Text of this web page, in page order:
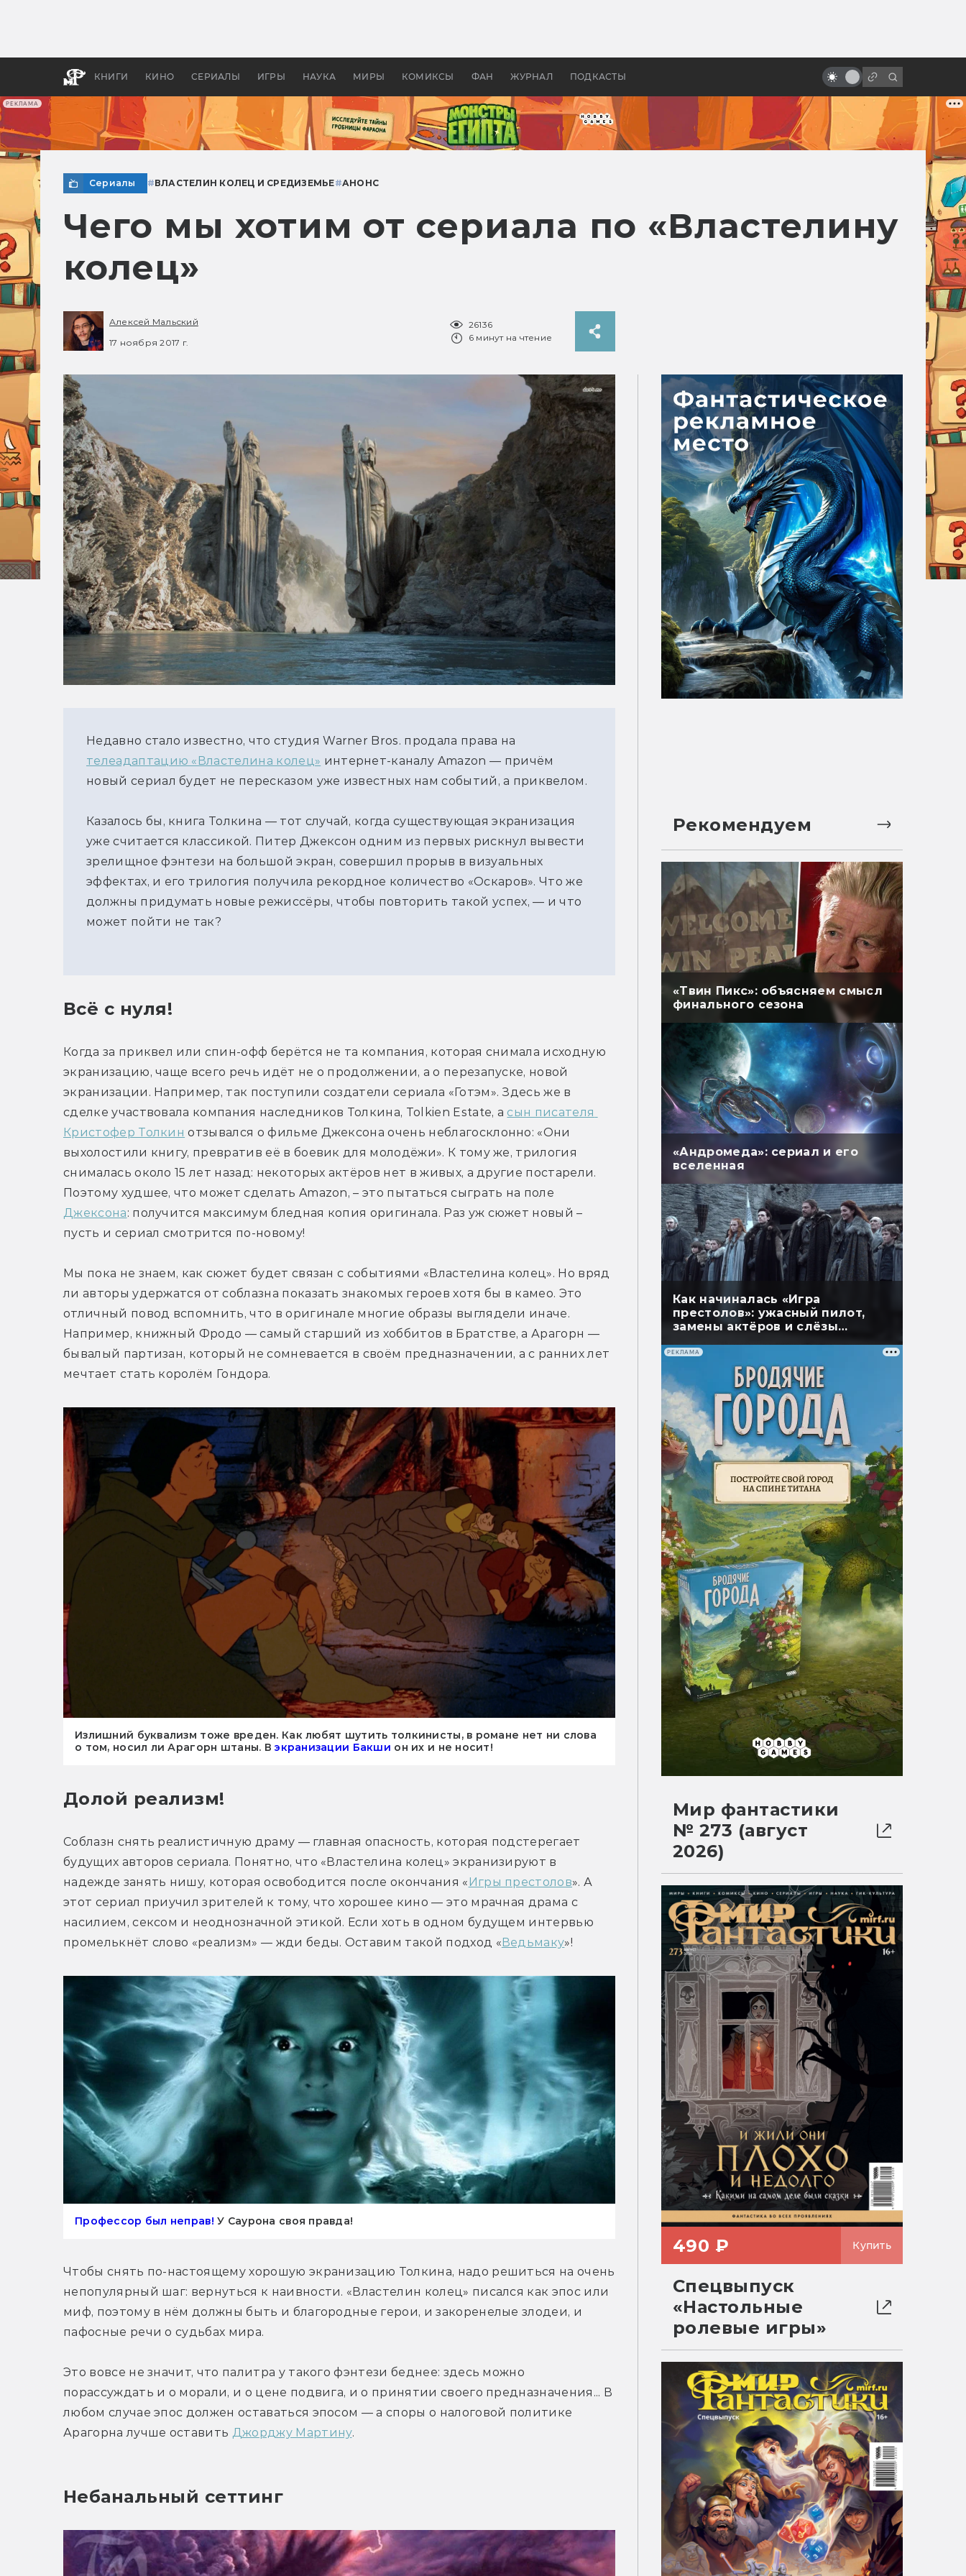
РЕКЛАМА
КНИГИ КИНО СЕРИАЛЫ ИГРЫ НАУКА МИРЫ КОМИКСЫ ФАН ЖУРНАЛ ПОДКАСТЫ
апокалипсис, в России —
бы «Властелина колец»
мультфильмы
Сериалы #ВЛАСТЕЛИН КОЛЕЦ И СРЕДИЗЕМЬЕ#АНОНС
Чего мы хотим от сериала по «Властелину
колец»
Алексей Мальский
17 ноября 2017 г.
26136
6 минут на чтение
Недавно стало известно, что студия Warner Bros. продала права на
телеадаптацию «Властелина колец» интернет-каналу Amazon — причём
новый сериал будет не пересказом уже известных нам событий, а приквелом.
Казалось бы, книга Толкина — тот случай, когда существующая экранизация
уже считается классикой. Питер Джексон одним из первых рискнул вывести
зрелищное фэнтези на большой экран, совершил прорыв в визуальных
эффектах, и его трилогия получила рекордное количество «Оскаров». Что же
должны придумать новые режиссёры, чтобы повторить такой успех, — и что
может пойти не так?
Всё с нуля!
Когда за приквел или спин-офф берётся не та компания, которая снимала исходную
экранизацию, чаще всего речь идёт не о продолжении, а о перезапуске, новой
экранизации. Например, так поступили создатели сериала «Готэм». Здесь же в
сделке участвовала компания наследников Толкина, Tolkien Estate, а сын писателя
Кристофер Толкин отзывался о фильме Джексона очень неблагосклонно: «Они
выхолостили книгу, превратив её в боевик для молодёжи». К тому же, трилогия
снималась около 15 лет назад: некоторых актёров нет в живых, а другие постарели.
Джексона: получится максимум бледная копия оригинала. Раз уж сюжет новый –
пусть и сериал смотрится по-новому!
Мы пока не знаем, как сюжет будет связан с событиями «Властелина колец». Но вряд
ли авторы удержатся от соблазна показать знакомых героев хотя бы в камео. Это
отличный повод вспомнить, что в оригинале многие образы выглядели иначе.
Например, книжный Фродо — самый старший из хоббитов в Братстве, а Арагорн —
бывалый партизан, который не сомневается в своём предназначении, а с ранних лет
мечтает стать королём Гондора.
Излишний буквализм тоже вреден. Как любят шутить толкинисты, в романе нет ни слова
о том, носил ли Арагорн штаны. Вэкранизации Бакши он их и не носит!
Долой реализм!
Соблазн снять реалистичную драму — главная опасность, которая подстерегает
будущих авторов сериала. Понятно, что «Властелина колец» экранизируют в
надежде занять нишу, которая освободится после окончания « Игры престолов». А
этот сериал приучил зрителей к тому, что хорошее кино — это мрачная драма с
насилием, сексом и неоднозначной этикой. Если хоть в одном будущем интервью
промелькнёт слово «реализм» — жди беды. Оставим такой подход « Ведьмаку»!
Профессор был неправ! У Саурона своя правда!
Чтобы снять по-настоящему хорошую экранизацию Толкина, надо решиться на очень
непопулярный шаг: вернуться к наивности. «Властелин колец» писался как эпос или
миф, поэтому в нём должны быть и благородные герои, и закоренелые злодеи, и
пафосные речи о судьбах мира.
Это вовсе не значит, что палитра у такого фэнтези беднее: здесь можно
порассуждать и о морали, и о цене подвига, и о принятии своего предназначения... В
любом случае эпос должен оставаться эпосом — а споры о налоговой политике
Арагорна лучше оставить Джорджу Мартину.
Небанальный сеттинг
Рекомендуем
«Твин Пикс»: объясняем смысл
финального сезона
«Андромеда»: сериал и его
вселенная
Как начиналась «Игра
престолов»: ужасный пилот,
замены актёров и слёзы
РЕКЛАМА
Мир фантастики
№ 273 (август
2026)
490 ₽ Купить
Спецвыпуск
«Настольные
ролевые игры»